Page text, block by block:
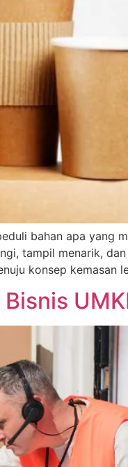
bahan apa yang
tampil menarik,
konsep kemasan